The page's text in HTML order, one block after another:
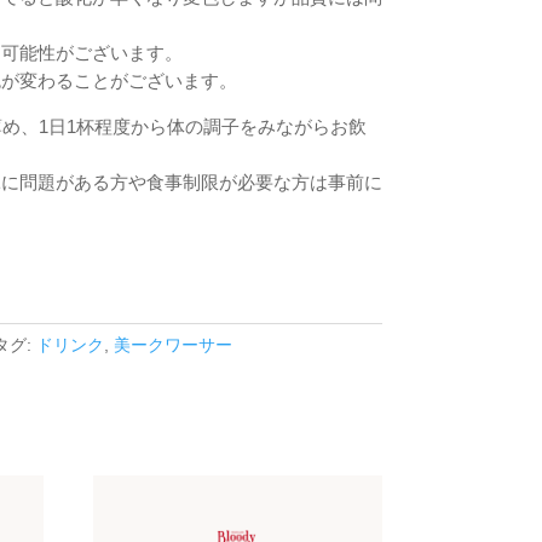
能性がございます。
変わることがございます。
、1日1杯程度から体の調子をみながらお飲
問題がある方や食事制限が必要な方は事前に
グ: ドリンク, 美ークワーサー